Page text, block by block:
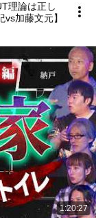
理論は正し
加藤文元】
1:20:27